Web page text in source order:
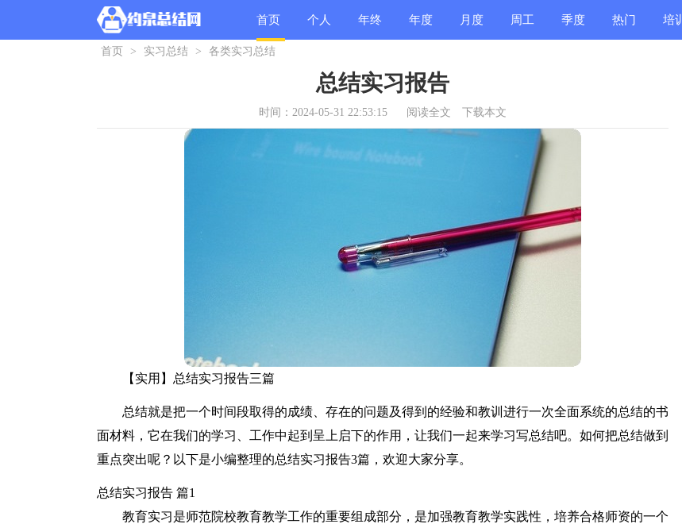
首页 个人 年终 年度 月度 周工 季度 热门 培训
首页 > 实习总结 > 各类实习总结
总结实习报告
时间：2024-05-31 22:53:15 阅读全文 下载本文
【实用】总结实习报告三篇
总结就是把一个时间段取得的成绩、存在的问题及得到的经验和教训进行一次全面系统的总结的书
面材料，它在我们的学习、工作中起到呈上启下的作用，让我们一起来学习写总结吧。如何把总结做到
重点突出呢？以下是小编整理的总结实习报告3篇，欢迎大家分享。
总结实习报告 篇1
教育实习是师范院校教育教学工作的重要组成部分，是加强教育教学实践性，培养合格师资的一个